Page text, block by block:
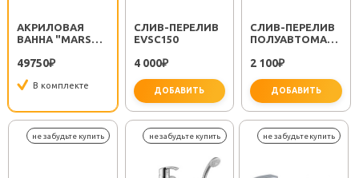
АКРИЛОВАЯ
ВАННА "MARS
49750₽
В комплекте
CЛИВ-ПЕРЕЛИВ
EVSC150
4 000₽
ДОБАВИТЬ
важно
CЛИВ-ПЕРЕЛИВ
ПОЛУАВТОМАТ
2 100₽
ДОБАВИТЬ